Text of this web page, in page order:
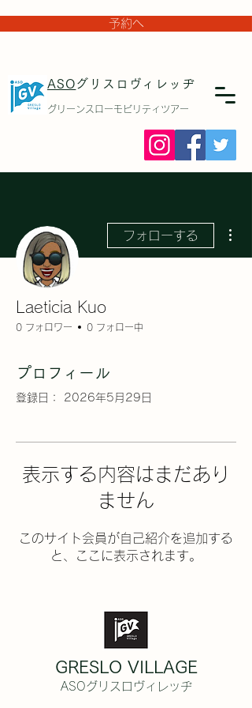
ASOグリスロヴィレッヂ
グリーンスローモビリティツアー
予約へ
フォローする
Laeticia Kuo
0 フォロワー 0 フォロー中
プロフィール
登録日： 2026年5月29日
表示する内容はまだあり
ません
このサイト会員が自己紹介を追加する
と、ここに表示されます。
GRESLO VILLAGE
ASOグリスロヴィレッヂ